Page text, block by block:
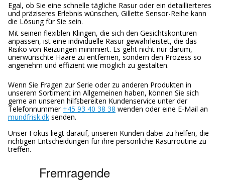
Egal, ob Sie eine schnelle tägliche Rasur oder ein detaillierteres
und präziseres Erlebnis wünschen, Gillette Sensor-Reihe kann
die Lösung für Sie sein.
Mit seinen flexiblen Klingen, die sich den Gesichtskonturen
anpassen, ist eine individuelle Rasur gewährleistet, die das
Risiko von Reizungen minimiert. Es geht nicht nur darum,
unerwünschte Haare zu entfernen, sondern den Prozess so
angenehm und effizient wie möglich zu gestalten.
Wenn Sie Fragen zur Serie oder zu anderen Produkten in
unserem Sortiment im Allgemeinen haben, können Sie sich
gerne an unseren hilfsbereiten Kundenservice unter der
Telefonnummer +45 93 40 38 38 wenden oder eine E-Mail an
mundfrisk.dk senden.
Unser Fokus liegt darauf, unseren Kunden dabei zu helfen, die
richtigen Entscheidungen für ihre persönliche Rasurroutine zu
treffen.